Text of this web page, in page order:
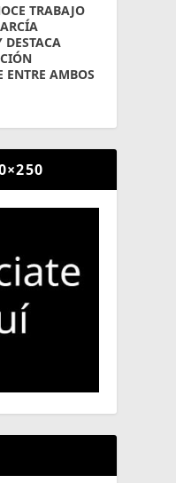
TRABAJO
DESTACA
ENTRE AMBOS